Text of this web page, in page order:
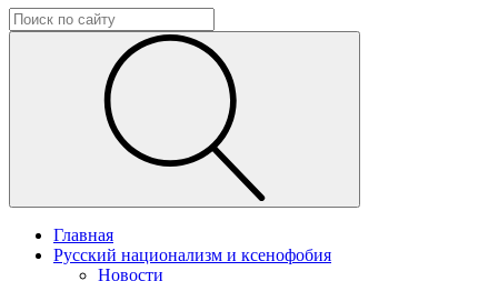
Главная
Русский национализм и ксенофобия
Новости